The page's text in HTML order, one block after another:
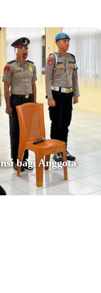
bagi Anggota